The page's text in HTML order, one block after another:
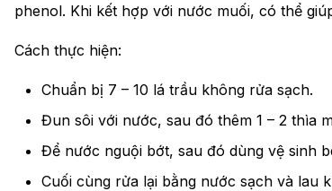
phenol. Khi kết hợp với nước muối, có thể
Cách thực hiện:
Chuẩn bị 7 – 10 lá trầu không rửa sạch.
Đun sôi với nước, sau đó thêm 1 – 2 thìa
Để nước nguội bớt, sau đó dùng vệ sinh
Cuối cùng rửa lại bằng nước sạch và lau